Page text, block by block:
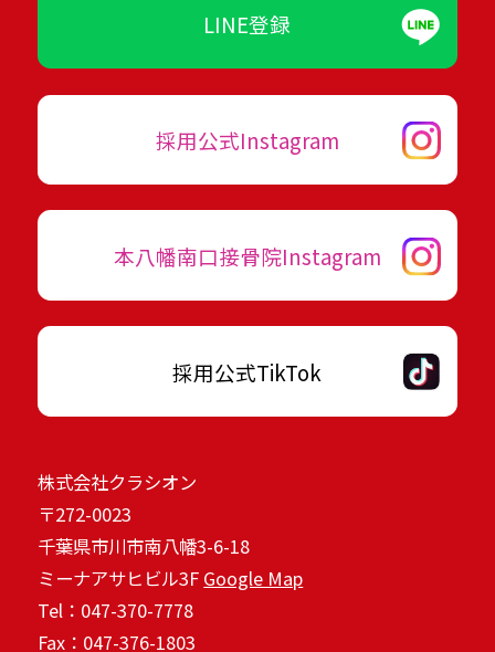
LINE登録
採用公式Instagram
本八幡南口接骨院Instagram
採用公式TikTok
株式会社クラシオン
〒272-0023
千葉県市川市南八幡3-6-18
ミーナアサヒビル3F Google Map
Tel：047-370-7778
Fax：047-376-1803